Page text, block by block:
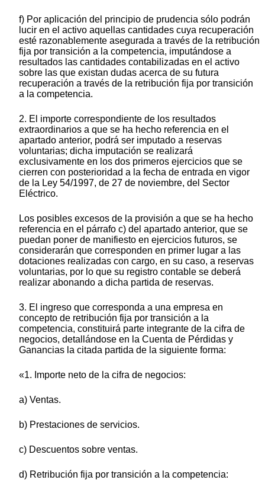
f) Por aplicación del principio de prudencia sólo podrán
lucir en el activo aquellas cantidades cuya recuperación
esté razonablemente asegurada a través de la retribución
fija por transición a la competencia, imputándose a
resultados las cantidades contabilizadas en el activo
sobre las que existan dudas acerca de su futura
recuperación a través de la retribución fija por transición
a la competencia.
2. El importe correspondiente de los resultados
extraordinarios a que se ha hecho referencia en el
apartado anterior, podrá ser imputado a reservas
voluntarias; dicha imputación se realizará
exclusivamente en los dos primeros ejercicios que se
cierren con posterioridad a la fecha de entrada en vigor
de la Ley 54/1997, de 27 de noviembre, del Sector
Eléctrico.
Los posibles excesos de la provisión a que se ha hecho
referencia en el párrafo c) del apartado anterior, que se
puedan poner de manifiesto en ejercicios futuros, se
considerarán que corresponden en primer lugar a las
dotaciones realizadas con cargo, en su caso, a reservas
voluntarias, por lo que su registro contable se deberá
realizar abonando a dicha partida de reservas.
3. El ingreso que corresponda a una empresa en
concepto de retribución fija por transición a la
competencia, constituirá parte integrante de la cifra de
negocios, detallándose en la Cuenta de Pérdidas y
Ganancias la citada partida de la siguiente forma:
«1. Importe neto de la cifra de negocios:
a) Ventas.
b) Prestaciones de servicios.
c) Descuentos sobre ventas.
d) Retribución fija por transición a la competencia: